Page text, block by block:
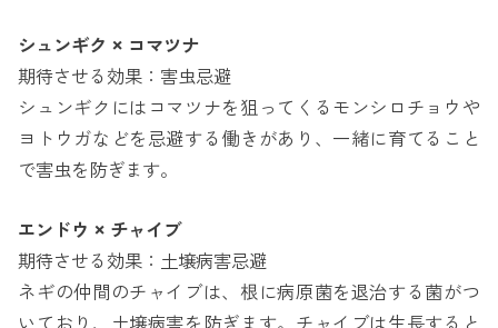
シュンギク × コマツナ
期待させる効果：害虫忌避
シュンギクにはコマツナを狙ってくるモンシロチョウや
ヨトウガなどを忌避する働きがあり、一緒に育てること
で害虫を防ぎます。
エンドウ × チャイブ
期待させる効果：土壌病害忌避
ネギの仲間のチャイブは、根に病原菌を退治する菌がつ